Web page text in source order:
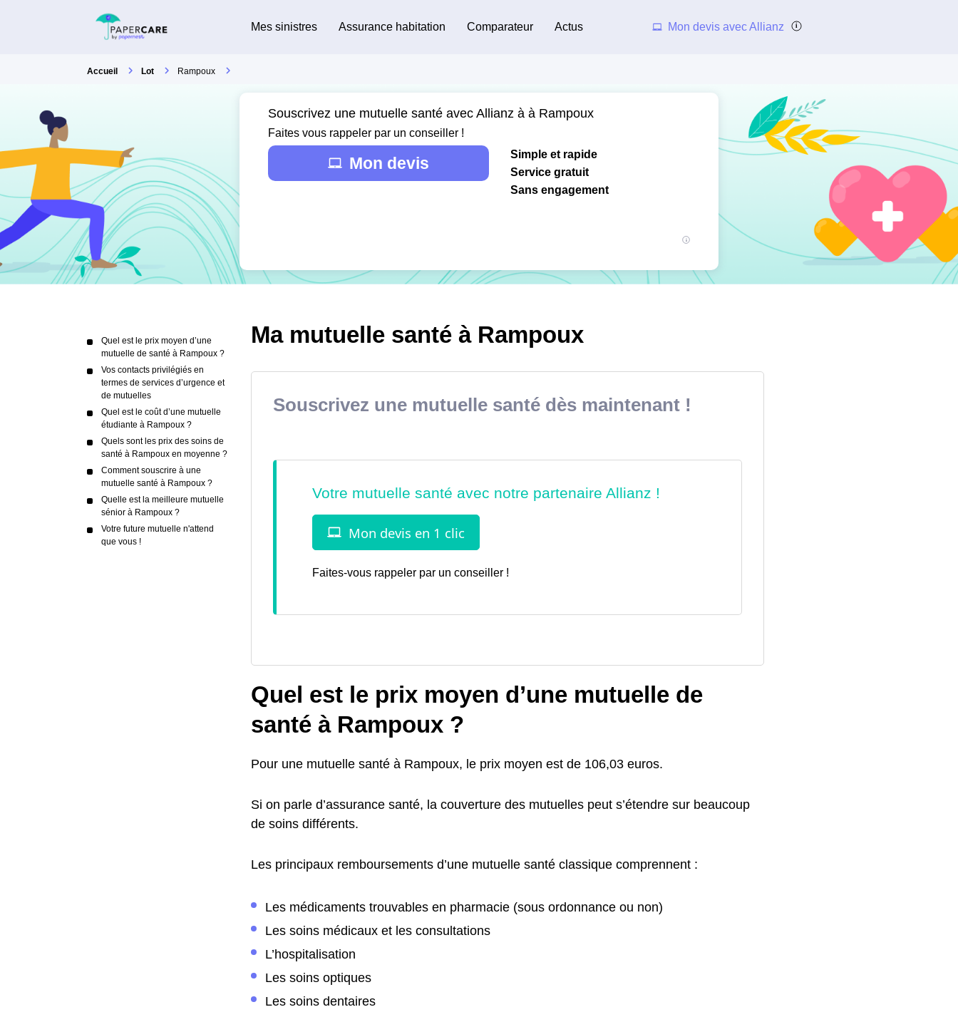
Mes sinistres Assurance habitation Comparateur Actus Mon devis avec Allianz
Accueil Lot Rampoux
Souscrivez une mutuelle santé avec Allianz à à Rampoux
Faites vous rappeler par un conseiller !
Mon devis
Simple et rapide
Service gratuit
Sans engagement
Quel est le prix moyen d’une
mutuelle de santé à Rampoux ?
Vos contacts privilégiés en
termes de services d’urgence et
de mutuelles
Quel est le coût d’une mutuelle
étudiante à Rampoux ?
Quels sont les prix des soins de
santé à Rampoux en moyenne ?
Comment souscrire à une
mutuelle santé à Rampoux ?
Quelle est la meilleure mutuelle
sénior à Rampoux ?
Votre future mutuelle n'attend
que vous !
Ma mutuelle santé à Rampoux
Souscrivez une mutuelle santé dès maintenant !
Faites-vous rappeler par un conseiller !
Quel est le prix moyen d’une mutuelle de
santé à Rampoux ?
Pour une mutuelle santé à Rampoux, le prix moyen est de 106,03 euros.
Si on parle d’assurance santé, la couverture des mutuelles peut s’étendre sur beaucoup
de soins différents.
Les principaux remboursements d’une mutuelle santé classique comprennent :
Les médicaments trouvables en pharmacie (sous ordonnance ou non)
Les soins médicaux et les consultations
L’hospitalisation
Les soins optiques
Les soins dentaires